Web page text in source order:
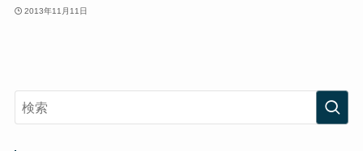
2013年11月11日